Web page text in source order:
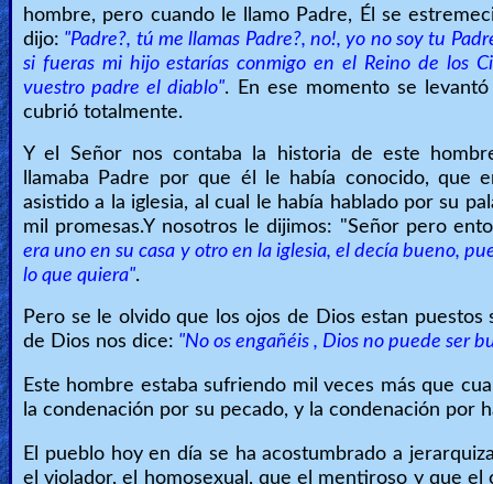
hombre, pero cuando le llamo Padre, Él se
dijo: "Padre?, tú me llamas Padre?, no!, yo no soy tu
si fueras mi hijo estarías conmigo en el Reino de los
vuestro padre el diablo". En ese momento se
cubrió totalmente.
Y el Señor nos contaba la historia de este
llamaba Padre por que él le había conocido, que
asistido a la iglesia, al cual le había hablado por su
mil promesas.Y nosotros le dijimos: "Señor pero
era uno en su casa y otro en la iglesia, el decía bueno,
lo que quiera".
Pero se le olvido que los ojos de Dios estan
de Dios nos dice: "No os engañéis , Dios no puede ser
Este hombre estaba sufriendo mil veces más que
la condenación por su pecado, y la condenación por
El pueblo hoy en día se ha acostumbrado a
el violador, el homosexual, que el mentiroso y que el